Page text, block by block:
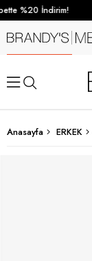
%20 İndirim!
Anasayfa ERKEK